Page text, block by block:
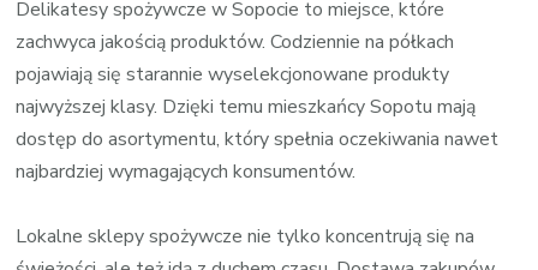
Delikatesy spożywcze w Sopocie to miejsce, które
zachwyca jakością produktów. Codziennie na półkach
pojawiają się starannie wyselekcjonowane produkty
najwyższej klasy. Dzięki temu mieszkańcy Sopotu mają
dostęp do asortymentu, który spełnia oczekiwania nawet
najbardziej wymagających konsumentów.
Lokalne sklepy spożywcze nie tylko koncentrują się na